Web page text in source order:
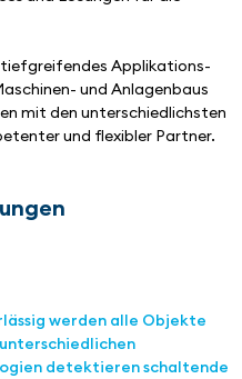
Applikations-
und Anlagenbaus
mit den unterschiedlichsten
und flexibler Partner.
werden alle Objekte
detektieren schaltende